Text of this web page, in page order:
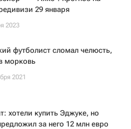
29 января
2023
футболист сломал челюсть,
морковь
2021
хотели купить Эджуке, но
за него 12 млн евро